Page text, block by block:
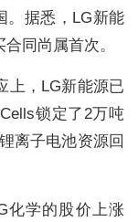
。据悉，LG新能
同尚属首次。
上，LG新能源已
锁定了2万吨
离子电池资源回
化学的股价上涨